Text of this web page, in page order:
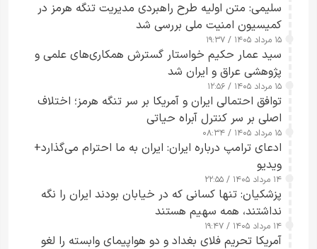
سلیمی: متن اولیه طرح راهبردی مدیریت تنگه هرمز در
کمیسیون امنیت ملی بررسی شد
۱۵ مرداد ۱۴۰۵ / ۱۹:۳۷
سید عمار حکیم خواستار گسترش همکاری‌های علمی و
پژوهشی عراق و ایران شد
۱۵ مرداد ۱۴۰۵ / ۱۲:۵۶
توافق احتمالی ایران و آمریکا بر سر تنگه هرمز؛ اختلاف
اصلی بر سر کنترل آبراه حیاتی
۱۵ مرداد ۱۴۰۵ / ۰۸:۳۴
ادعای ترامپ درباره ایران: ایران به ما احترام می‌گذارد+
ویدیو
۱۴ مرداد ۱۴۰۵ / ۲۲:۵۵
پزشکیان: تنها کسانی که در خیابان بودند ایران را نگه
نداشتند، همه سهیم هستند
۱۴ مرداد ۱۴۰۵ / ۱۹:۴۷
آمریکا تحریم فلای بغداد و دو هواپیمای وابسته را لغو